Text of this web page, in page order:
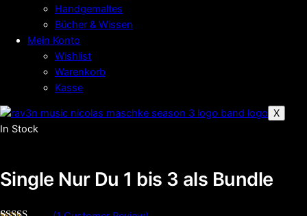
Handgemaltes
Bücher & Wissen
Mein Konto
Wishlist
Warenkorb
Kasse
X
In Stock
Single Nur Du 1 bis 3 als Bundle